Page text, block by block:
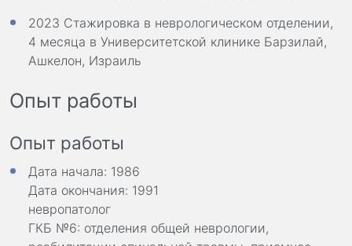
2023 Стажировка в неврологическом отделении,
4 месяца в Университетской клинике Барзилай,
Ашкелон, Израиль
Опыт работы
Опыт работы
Дата начала: 1986
Дата окончания: 1991
невропатолог
ГКБ №6: отделения общей неврологии,